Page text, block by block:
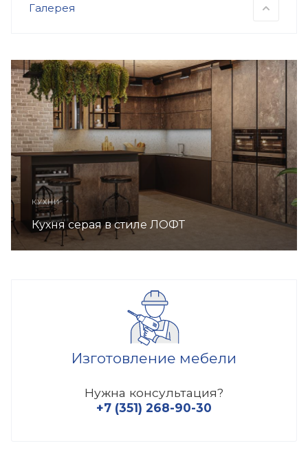
Галерея
КУХНИ
Кухня серая в стиле ЛОФТ
Изготовление мебели
Нужна консультация?
+7 (351) 268-90-30